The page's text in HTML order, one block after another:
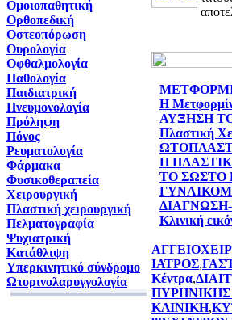
Ομοιοπαθητική
Ορθοπεδική
Οστεοπόρωση
Ουρολογία
Οφθαλμολογία
Παθολογία
Παιδιατρική
Πνευμονολογία
Πρόληψη
Πόνος
Ρευματολογία
Φάρμακα
Φυσικοθεραπεία
Χειρουργική
Πλαστική χειρουργική
Πελματογραφία
Ψυχιατρική
Κατάθλιψη
Υπερκινητικό σύνδρομο
Ωτορινολαρυγγολογία
Η
ΑΥΞΗΣΗ
Πλαστική
Η
ΤΟ ΣΩΣΤΟ
Κλινική
ΙΑΤΡΟΣ,
Κέντρα,
ΠΥΡΗΝΙΚΗΣ
ΚΛΙΝΙΚΗ,